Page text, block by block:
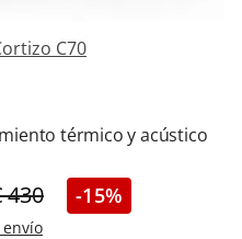
C70
térmico y acústico
430 -15%